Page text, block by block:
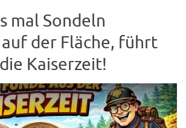
mal Sondeln
der Fläche, führt
Kaiserzeit!